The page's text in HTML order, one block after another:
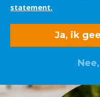
statement.
Ja, ik